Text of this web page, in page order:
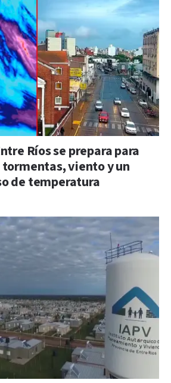
Ríos se prepara para
viento y un
de temperatura